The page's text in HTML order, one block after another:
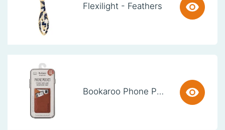
Flexilight - Feathers
Bookaroo Phone Pocket - Brown